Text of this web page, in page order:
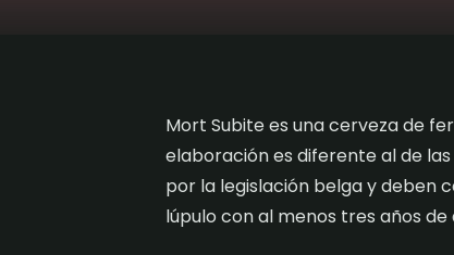
Mort Subite es una cerveza de
elaboración es diferente al de
por la legislación belga y deben
lúpulo con al menos tres años